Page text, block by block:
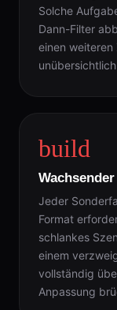
Solche
Dann-Filter
einen
build
Jeder
Format
schlankes
einem
vollständig
Anpassung